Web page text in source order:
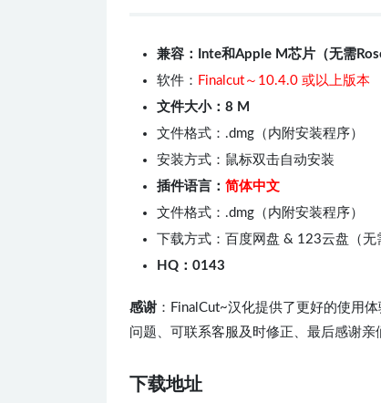
兼容：Inte和Apple M芯片（无需
软件： Finalcut～10.4.0 或以上版本
文件大小：8 M
文件格式：.dmg（内附安装程序）
安装方式：鼠标双击自动安装
插件语言： 简体中文
文件格式：.dmg（内附安装程序）
下载方式：百度网盘 & 123云盘（无
HQ：0143
感谢 ：FinalCut~汉化提供了更好的使用
问题、可联系客服及时修正、最后感谢亲
下载地址